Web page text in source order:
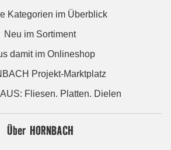
Kategorien im Überblick
Neu im Sortiment
damit im Onlineshop
Projekt-Marktplatz
Fliesen. Platten. Dielen
Über HORNBACH